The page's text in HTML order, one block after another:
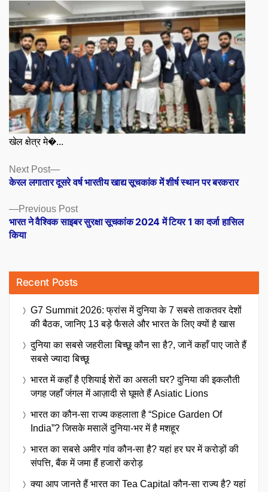
खेल क्षेत्र मे�...
Posts
navigation
Previous PostPrevious
post:
भारत ने वैश्विक साइबर सुरक्षा सूचकांक 2024 में टियर 1 का दर्जा हासिल
किया
Next Post
Next
post:
केरल लगातार दूसरे वर्ष भारतीय खाद्य सूचकांक में शीर्ष स्थान पर बरकरार
Recent Posts
G7 Summit 2026: फ्रांस में दुनिया के 7 सबसे ताकतवर देशों
की बैठक, जानिए 13 बड़े फैसले और भारत के लिए क्यों है खास
दुनिया का सबसे जहरीला बिच्छू कौन सा है?, जानें कहाँ पाए जाते हैं
सबसे ज्यादा बिच्छू
भारत में कहाँ है एशियाई शेरों का असली घर? दुनिया की इकलौती
जगह जहाँ जंगल में आज़ादी से घूमते हैं Asiatic Lions
भारत का कौन-सा राज्य कहलाता है “Spice Garden Of
India”? जिसके मसालें दुनिया-भर में है मशहूर
भारत का सबसे अमीर गांव कौन-सा है? यहां हर घर में करोड़ों की
संपत्ति, बैंक में जमा हैं हजारों करोड़
क्या आप जानते हैं भारत का Tea Capital कौन-सा राज्य है? यहां